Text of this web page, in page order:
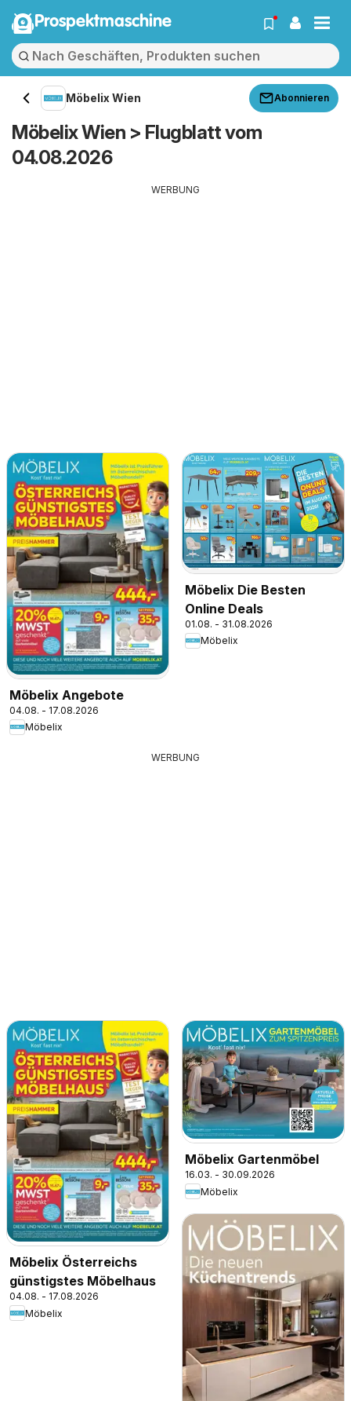
Prospektmaschine
Möbelix Wien Abonnieren
Möbelix Wien > Flugblatt vom
04.08.2026
WERBUNG
Möbelix Angebote
04.08. - 17.08.2026
Möbelix
Möbelix Die Besten
Online Deals
01.08. - 31.08.2026
Möbelix
WERBUNG
Möbelix Österreichs
günstigstes Möbelhaus
04.08. - 17.08.2026
Möbelix
Möbelix Gartenmöbel
16.03. - 30.09.2026
Möbelix